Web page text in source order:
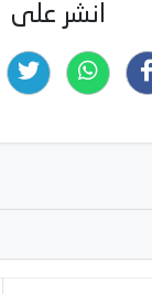
انشر على